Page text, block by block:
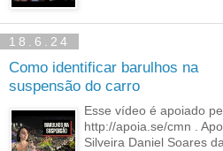
18.6.24
Como identificar barulhos na
suspensão do carro
Esse vídeo é apoiado
http://apoia.se/cmn .
Silveira Daniel Soares